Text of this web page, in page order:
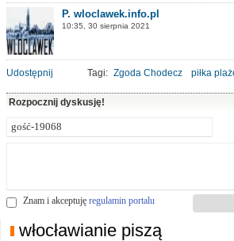
P. wloclawek.info.pl
10:35, 30 sierpnia 2021
Udostępnij Tagi: Zgoda Chodecz piłka
Rozpocznij dyskusję!
Znam i akceptuję regulamin portalu
włocławianie piszą